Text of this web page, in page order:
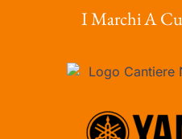
I Marchi A